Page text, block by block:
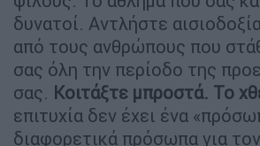
δυνατοί. Αντλήστε
από τους ανθρώπους που
σας όλη την περίοδο της
σας. Κοιτάξτε μπροστά. Το
επιτυχία δεν έχει ένα
διαφορετικά πρόσωπα για